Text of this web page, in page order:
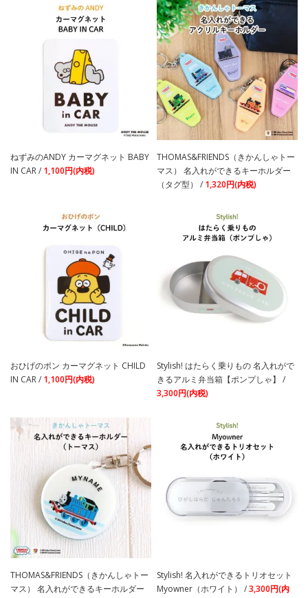
ねずみのANDY カーマグネット BABY
IN CAR / 1,100円(内税)
THOMAS&FRIENDS（きかんしゃトー
マス） 名入れができるキーホルダー
（タグ型） / 1,320円(内税)
おひげのポン カーマグネット CHILD
IN CAR / 1,100円(内税)
Stylish! はたらく乗りもの 名入れがで
きるアルミ弁当箱【ポンプしゃ】 /
3,300円(内税)
THOMAS&FRIENDS（きかんしゃトー
マス） 名入れができるキーホルダー
Stylish! 名入れができるトリオセット
Myowner（ホワイト） /3,300円(内